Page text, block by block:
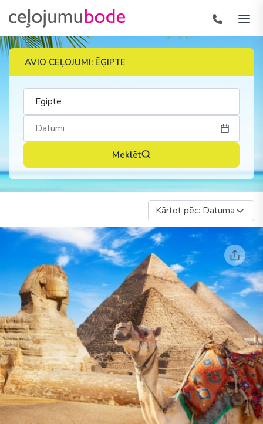
AVIO CEĻOJUMI: ĒĢIPTE
Meklēt
Kārtot pēc: Datuma